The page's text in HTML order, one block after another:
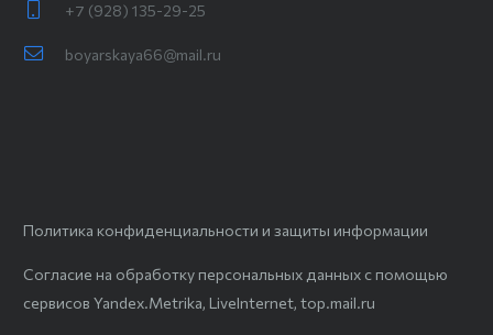
+7 (928) 135-29-25
boyarskaya66@mail.ru
Политика конфиденциальности и защиты информации
Согласие на обработку персональных данных с помощью
сервисов Yandex.Metrika, LiveInternet, top.mail.ru